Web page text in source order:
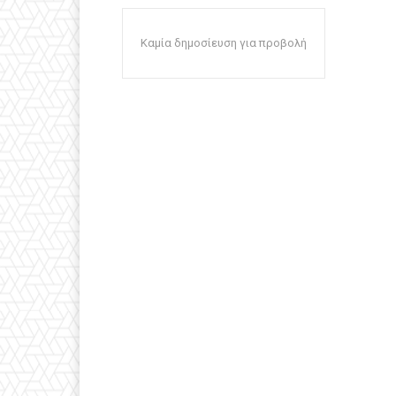
Καμία δημοσίευση για προβολή